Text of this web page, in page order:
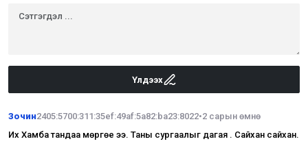
Үлдээх
Зочин2405:5700:311:35ef:49af:5a82:ba23:8022•2 сарын өмнө
Их Хамба тандаа мөргөе ээ. Таны сургаалыг дагая . Сайхан сайхан.